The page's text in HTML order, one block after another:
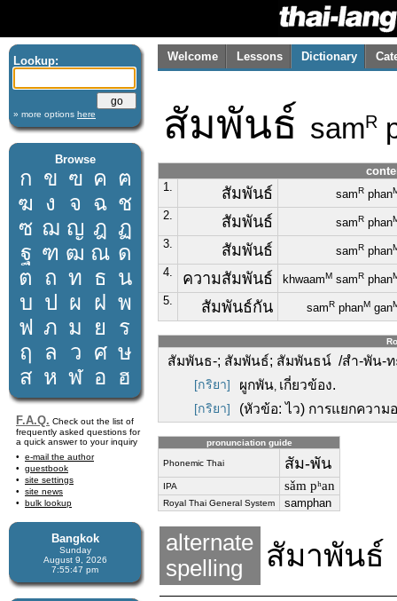
Lookup:
» more options here
Browse
ก ข ฃ ค ฅ
ฆ ง จ ฉ ช
ซ ฌ ญ ฎ ฏ
ฐ ฑ ฒ ณ ด
ต ถ ท ธ น
บ ป ผ ฝ พ
ฟ ภ ม ย
ร
ฤ
ล ว ศ ษ
ส ห ฬ อ ฮ
F.A.Q. Check out the list of
frequently asked questions for
a quick answer to your inquiry
e-mail the author
guestbook
site settings
site news
bulk lookup
Bangkok
Sunday
August 9, 2026
7:55:48 pm
Welcome Lessons Dictionary
สัมพันธ์ samR
1.
สัมพันธ์ samR phan
2. สัมพันธ์ samR phan
3. สัมพันธ์ samR phan
4. ความสัมพันธ์ khwaamM samR phan
5. สัมพันธ์กัน samR phanM gan
สัมพันธ-; สัมพันธ์; สัมพันธน์ /สำ-พัน-ท
[กริยา] ผูกพัน, เกี่ยวข้อง.
[กริยา] (หัวข้อ: ไว) การแยกความ
pronunciation guide
Phonemic Thai สัม-พัน
IPA sǎm pʰan
Royal Thai General System samphan
alternate
spelling
สัมาพันธ์